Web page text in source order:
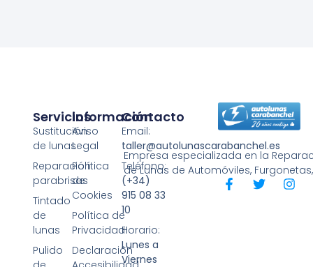
Empresa especializada en la
de Lunas de Automóviles,
Servicios
Sustitución
de lunas
Reparación
parabrisas
Tintado
de
lunas
Pulido
Información
Aviso
Legal
Política
de
Cookies
Política de
Privacidad
Declaración
Contacto
Email:
taller@autolunascarabanchel.es
Teléfono:
(+34)
915 08 33
10
Horario:
Lunes a
Viernes